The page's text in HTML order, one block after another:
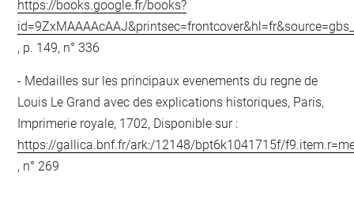
https://books.google.fr/books?
, p. 149, n° 336
Medailles sur les principaux evenements du regne de
Louis Le Grand avec des explications historiques, Paris,
Imprimerie royale, 1702, Disponible sur :
https://gallica.bnf.fr/ark:/12148/bpt6k1041715f/
, n° 269